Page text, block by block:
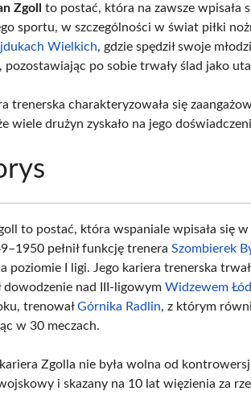
Zgoll to postać, która na zawsze wpisała
sportu, w szczególności w świat piłki
Wielkich, gdzie spędził swoje
pozostawiając po sobie trwały ślad jako
trenerska charakteryzowała się
wiele drużyn zyskało na jego
to postać, która wspaniale wpisała się
pełnił funkcję treneraSzombierek
poziomie I ligi. Jego kariera trenerska
dowodzenie nad III-ligowymWidzewem
trenowałGórnika Radlin, z którym
w 30 meczach.
Zgolla nie była wolna od
i skazany na 10 lat więzienia za